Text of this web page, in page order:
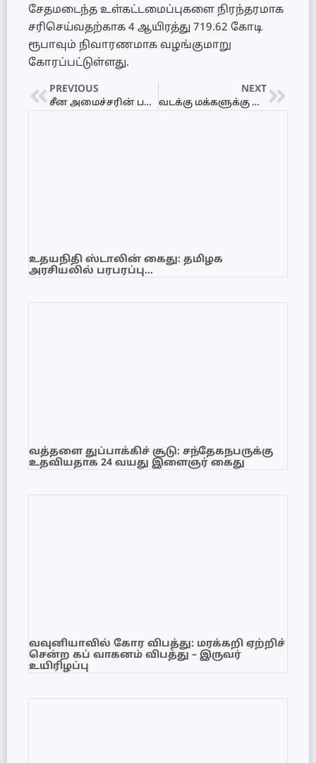
சேதமடைந்த உள்கட்டமைப்புகளை நிரந்தரமாக
சரிசெய்வதற்காக 4 ஆயிரத்து 719.62 கோடி
ரூபாவும் நிவாரணமாக வழங்குமாறு
கோரப்பட்டுள்ளது.
PREVIOUS
சீன அமைச்சரின் பயணத்தை அடுத்து மீண்டும் இந்தியா செல்கிறார் பசில்
NEXT
வடக்கு மக்களுக்கு சுகாதார சேவைகள் பணிப்பாளர் விடுத்துள்ள எச்சரிக்கை!
உதயநிதி ஸ்டாலின் கைது: தமிழக
அரசியலில் பரபரப்பு…
வத்தளை துப்பாக்கிச் சூடு: சந்தேகநபருக்கு
உதவியதாக 24 வயது இளைஞர் கைது
வவுனியாவில் கோர விபத்து: மரக்கறி ஏற்றிச்
சென்ற கப் வாகனம் விபத்து – இருவர்
உயிரிழப்பு